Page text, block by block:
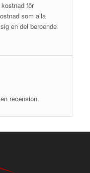
för
som alla
en del beroende
recension.